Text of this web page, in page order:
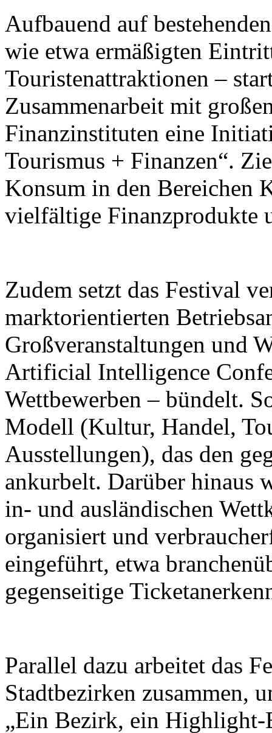
Aufbauend auf
wie etwa ermäßigten
Touristenattraktionen –
Zusammenarbeit mit
Finanzinstituten eine
Tourismus + Finanzen“.
Konsum in den Bereichen
vielfältige Finanzprodukte
Zudem setzt das Festival
marktorientierten
Großveranstaltungen und
Artificial Intelligence
Wettbewerben – bündelt.
Modell (Kultur, Handel,
Ausstellungen), das den
ankurbelt. Darüber hinaus
in- und ausländischen
organisiert und
eingeführt, etwa
gegenseitige
Parallel dazu arbeitet das
Stadtbezirken zusammen,
„Ein Bezirk, ein Highlight-